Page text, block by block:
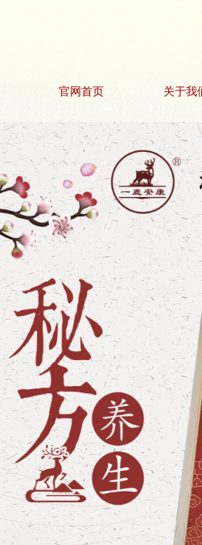
官网首页 关于我